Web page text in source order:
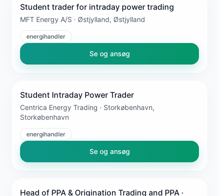
Student trader for intraday power trading
MFT Energy A/S · Østjylland, Østjylland
energihandler
Se og ansøg
Student Intraday Power Trader
Centrica Energy Trading · Storkøbenhavn,
Storkøbenhavn
energihandler
Se og ansøg
Head of PPA & Origination Trading and PPA ·